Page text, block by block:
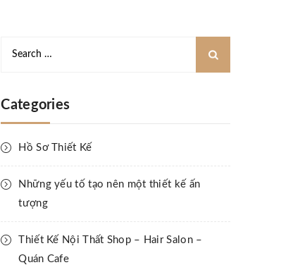
Categories
Hồ Sơ Thiết Kế
Những yếu tố tạo nên một thiết kế ấn
tượng
Thiết Kế Nội Thất Shop – Hair Salon –
Quán Cafe